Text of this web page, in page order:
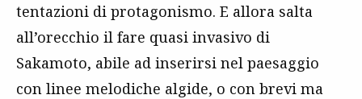
tentazioni di protagonismo. E allora salta
all’orecchio il fare quasi invasivo di
Sakamoto, abile ad inserirsi nel paesaggio
con linee melodiche algide, o con brevi ma